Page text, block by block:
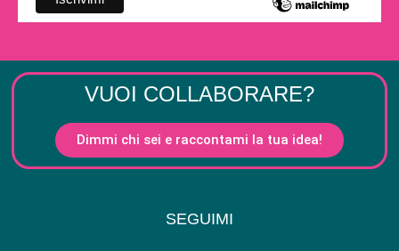
VUOI COLLABORARE?
Dimmi chi sei e raccontami la tua idea!
SEGUIMI